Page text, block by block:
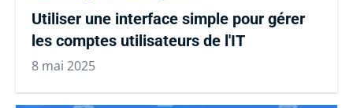
Utiliser une interface simple pour gérer
les comptes utilisateurs de l'IT
8 mai 2025